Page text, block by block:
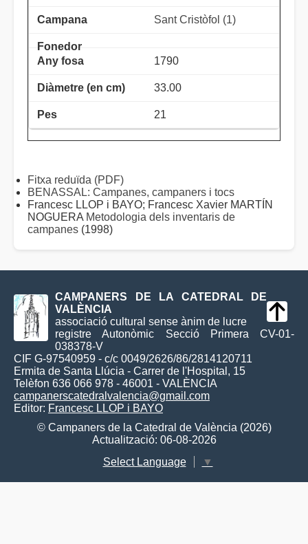
Sant Cristòfol (1)
1790
33.00
21
Fitxa reduïda (PDF)
BENASSAL: Campanes, campaners i tocs
Francesc LLOP i BAYO; Francesc Xavier MARTÍN
NOGUERA Metodologia dels inventaris de
campanes (1998)
CAMPANERS DE LA CATEDRAL DE
VALÈNCIA
associació cultural sense ànim de lucre
registre Autonòmic Secció Primera CV-01-
038378-V
CIF G-97540959 - c/c 0049/2626/86/2814120711
Ermita de Santa Llúcia - Carrer de l'Hospital, 15
Telèfon 636 066 978 - 46001 - VALÈNCIA
campanerscatedralvalencia@gmail.com
Editor: Francesc LLOP i BAYO
© Campaners de la Catedral de València (2026)
Actualització: 06-08-2026
Select Language
▼